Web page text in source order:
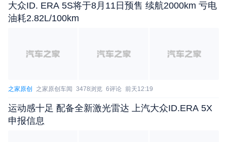
大众ID. ERA 5S将于8月11日预售 续航2000km 亏电
油耗2.82L/100km
之家原创 之家原创车闻 3478浏览 6评论 前天12:19
运动感十足 配备全新激光雷达 上汽大众ID.ERA 5X
申报信息